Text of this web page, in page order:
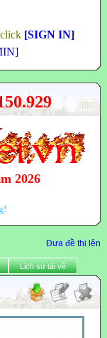
[SIGN IN]
2026
Đưa đề thi lên
Lịch sử tải về